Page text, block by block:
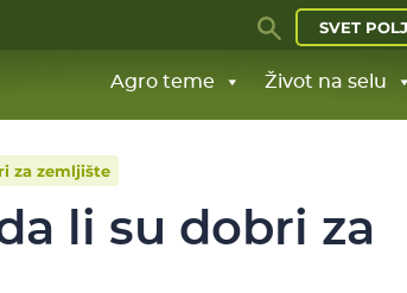
SVET
Agro teme Život na selu
za zemljište
li su dobri za